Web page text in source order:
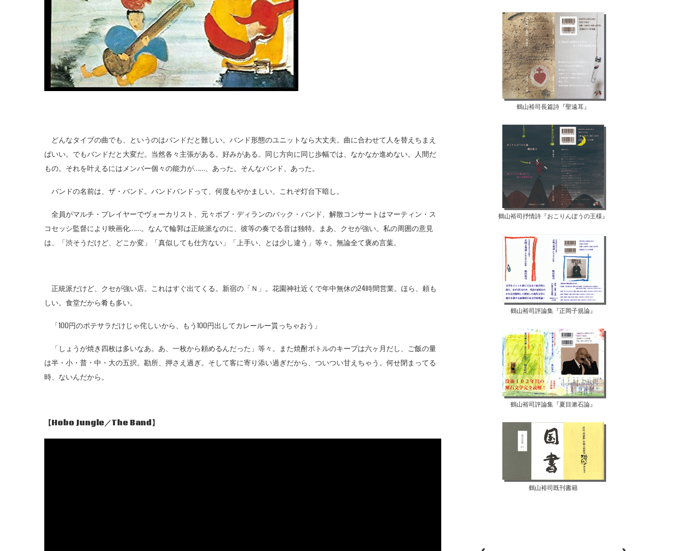
どんなタイプの曲でも、というのはバンドだと難しい。バンド形態のユニットなら大丈夫。曲に合わせて人を替えちまえ
ばいい。でもバンドだと大変だ。当然各々主張がある。好みがある。同じ方向に同じ歩幅では、なかなか進めない。人間だ
もの。それを叶えるにはメンバー個々の能力が……、あった。そんなバンド、あった。
バンドの名前は、ザ・バンド。バンドバンドって、何度もやかましい。これぞ灯台下暗し。
全員がマルチ・プレイヤーでヴォーカリスト、元々ボブ・ディランのバック・バンド、解散コンサートはマーティン・ス
コセッシ監督により映画化……。なんて輪郭は正統派なのに、彼等の奏でる音は独特。まあ、クセが強い。私の周囲の意見
は、「渋そうだけど、どこか変」「真似しても仕方ない」「上手い、とは少し違う」等々。無論全て褒め言葉。
正統派だけど、クセが強い店。これはすぐ出てくる。新宿の「Ｎ」。花園神社近くで年中無休の24時間営業。ほら、頼も
しい。食堂だから肴も多い。
「100円のポテサラだけじゃ侘しいから、もう100円出してカレールー貰っちゃおう」
「しょうが焼き四枚は多いなあ。あ、一枚から頼めるんだった」等々。また焼酎ボトルのキープは六ヶ月だし、ご飯の量
は半・小・普・中・大の五択。勘所、押さえ過ぎ。そして客に寄り添い過ぎだから、ついつい甘えちゃう。何せ閉まってる
時、ないんだから。
【Hobo Jungle／The Band】
鶴山裕司長篇詩『聖遠耳』
鶴山裕司抒情詩『おこりんぼうの王様』
鶴山裕司評論集『正岡子規論』
鶴山裕司評論集『夏目漱石論』
鶴山裕司既刊書籍